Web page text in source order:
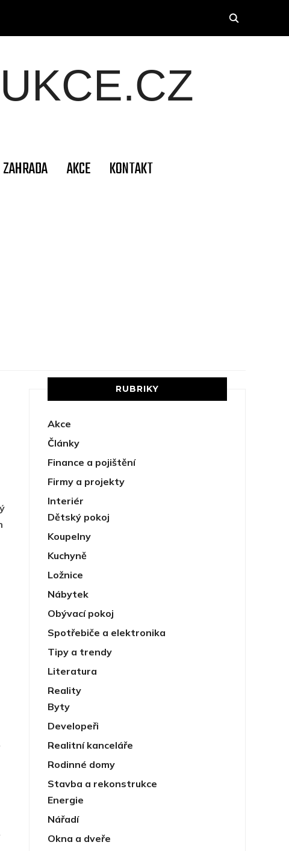
ZAHRADA AKCE KONTAKT
RUBRIKY
Akce
Články
Finance a pojištění
Firmy a projekty
Interiér
Dětský pokoj
Koupelny
Kuchyně
Ložnice
Nábytek
Obývací pokoj
Spotřebiče a elektronika
Tipy a trendy
Literatura
Reality
Byty
Developeři
Realitní kanceláře
Rodinné domy
Stavba a rekonstrukce
Energie
Nářadí
Okna a dveře